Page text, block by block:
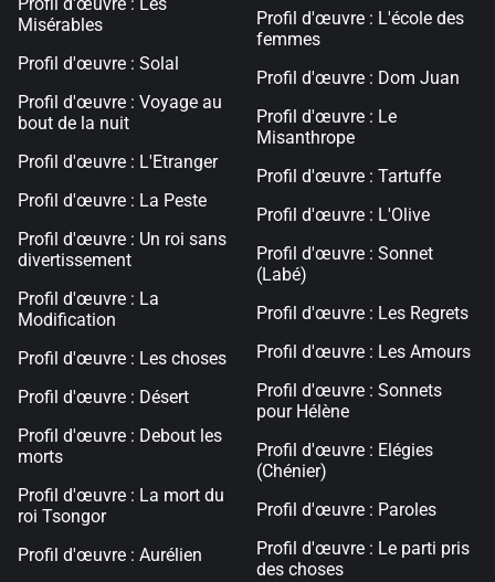
Profil d'œuvre : Les
Misérables
Profil d'œuvre : Solal
Profil d'œuvre : Voyage au
bout de la nuit
Profil d'œuvre : L'Etranger
Profil d'œuvre : La Peste
Profil d'œuvre : Un roi sans
divertissement
Profil d'œuvre : La
Modification
Profil d'œuvre : Les choses
Profil d'œuvre : Désert
Profil d'œuvre : Debout les
morts
Profil d'œuvre : La mort du
roi Tsongor
Profil d'œuvre : Aurélien
Profil d'œuvre : L'école des
femmes
Profil d'œuvre : Dom Juan
Profil d'œuvre : Le
Misanthrope
Profil d'œuvre : Tartuffe
Profil d'œuvre : L'Olive
Profil d'œuvre : Sonnet
(Labé)
Profil d'œuvre : Les Regrets
Profil d'œuvre : Les Amours
Profil d'œuvre : Sonnets
pour Hélène
Profil d'œuvre : Elégies
(Chénier)
Profil d'œuvre : Paroles
Profil d'œuvre : Le parti pris
des choses